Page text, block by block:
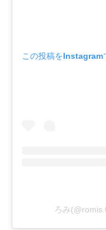
この投稿をInstagram
ろみ